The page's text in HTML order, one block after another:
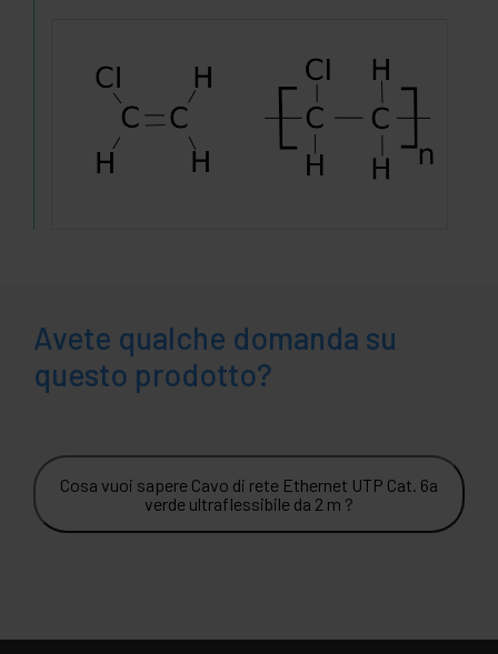
Avete qualche domanda su
questo prodotto?
Cosa vuoi sapere Cavo di rete Ethernet UTP Cat. 6a
verde ultraflessibile da 2 m ?